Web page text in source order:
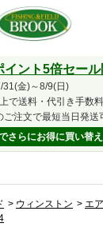
ント5倍セール
31(金)～8/9(日)
で送料・代引き手数料
ご注文で最短当日発送
さらにお得に買い替え
> ウィンストン > エ